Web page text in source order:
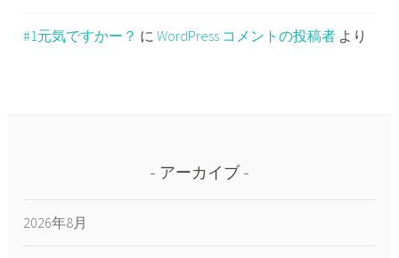
#1元気ですかー？ にWordPress コメントの投稿者 より
アーカイブ
2026年8月